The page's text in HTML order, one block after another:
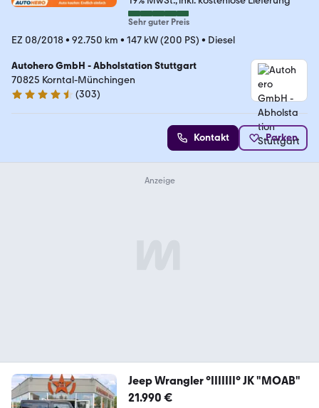
Sehr guter Preis
EZ 08/2018• 92.750 km • 147 kW (200 PS) • Diesel
Autohero GmbH - Abholstation Stuttgart
70825 Korntal-Münchingen
4.4 Sterne
(303)
Kontakt Parken
Jeep Wrangler °IIIIIII° JK "MOAB"
21.990 €